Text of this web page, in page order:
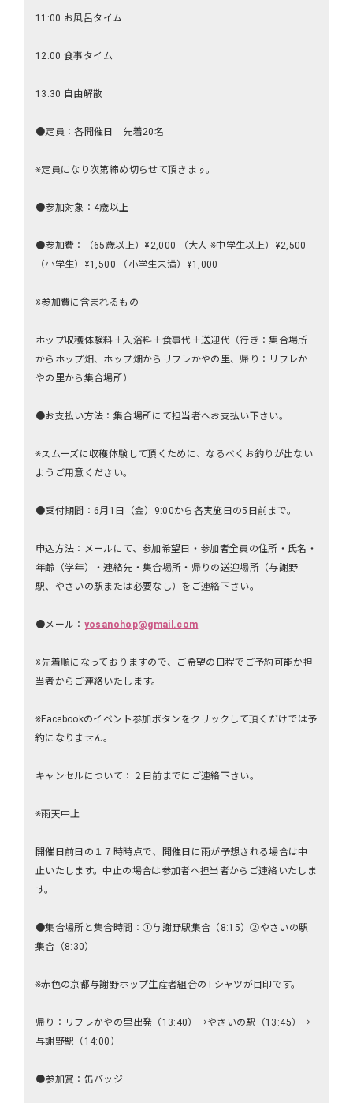
11:00 お風呂タイム
12:00 食事タイム
13:30 自由解散
●定員：各開催日 先着20名
※定員になり次第締め切らせて頂きます。
●参加対象：4歳以上
●参加費：（65歳以上）¥2,000 （大人 ※中学生以上）¥2,500
（小学生）¥1,500 （小学生未満）¥1,000
※参加費に含まれるもの
ホップ収穫体験料＋入浴料＋食事代＋送迎代（行き：集合場所
からホップ畑、ホップ畑からリフレかやの里、帰り：リフレか
やの里から集合場所）
●お支払い方法：集合場所にて担当者へお支払い下さい。
※スムーズに収穫体験して頂くために、なるべくお釣りが出ない
ようご用意ください。
●受付期間：6月1日（金）9:00から各実施日の5日前まで。
申込方法：メールにて、参加希望日・参加者全員の住所・氏名・
年齢（学年）・連絡先・集合場所・帰りの送迎場所（与謝野
駅、やさいの駅または必要なし）をご連絡下さい。
●メール： yosanohop@gmail.com
※先着順になっておりますので、ご希望の日程でご予約可能か担
当者からご連絡いたします。
※Facebookのイベント参加ボタンをクリックして頂くだけでは予
約になりません。
キャンセルについて：２日前までにご連絡下さい。
※雨天中止
開催日前日の１７時時点で、開催日に雨が予想される場合は中
止いたします。中止の場合は参加者へ担当者からご連絡いたしま
す。
●集合場所と集合時間：①与謝野駅集合（8:15）②やさいの駅
集合（8:30）
※赤色の京都与謝野ホップ生産者組合のTシャツが目印です。
帰り：リフレかやの里出発（13:40）→やさいの駅（13:45）→
与謝野駅（14:00）
●参加賞：缶バッジ